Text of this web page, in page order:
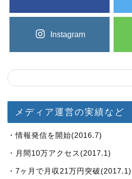
Instagram
メディア運営の実績など
・情報発信を開始(2016.7)
・月間10万アクセス(2017.1)
・7ヶ月で月収21万円突破(2017.1)